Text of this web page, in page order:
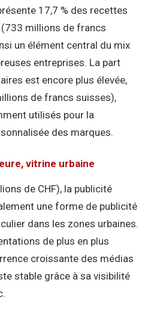
17,7 % des recettes
millions de francs
un élément central du mix
entreprises. La part
est encore plus élevée,
de francs suisses),
utilisés pour la
des marques.
vitrine urbaine
de CHF), la publicité
une forme de publicité
dans les zones urbaines.
de plus en plus
croissante des médias
stable grâce à sa visibilité